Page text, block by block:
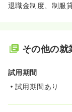
退職金制度、制服
その他の就
試用期間
試用期間あり